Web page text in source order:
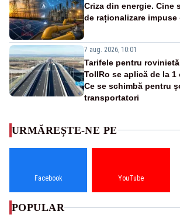
Criza din energie. Cine
de raționalizare impuse
7 aug. 2026, 10:01
Tarifele pentru
TollRo se aplică de la 1
Ce se schimbă pentru
transportatori
URMĂREȘTE-NE PE
Facebook YouTube
POPULAR